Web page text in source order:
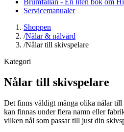
Servicemanualer
Shoppen
/Nålar & nålvård
/Nålar till skivspelare
Kategori
Nålar till skivspelare
Det finns väldigt många olika nålar till
kan finnas under flera namn eller
vilken nål som passar till just din